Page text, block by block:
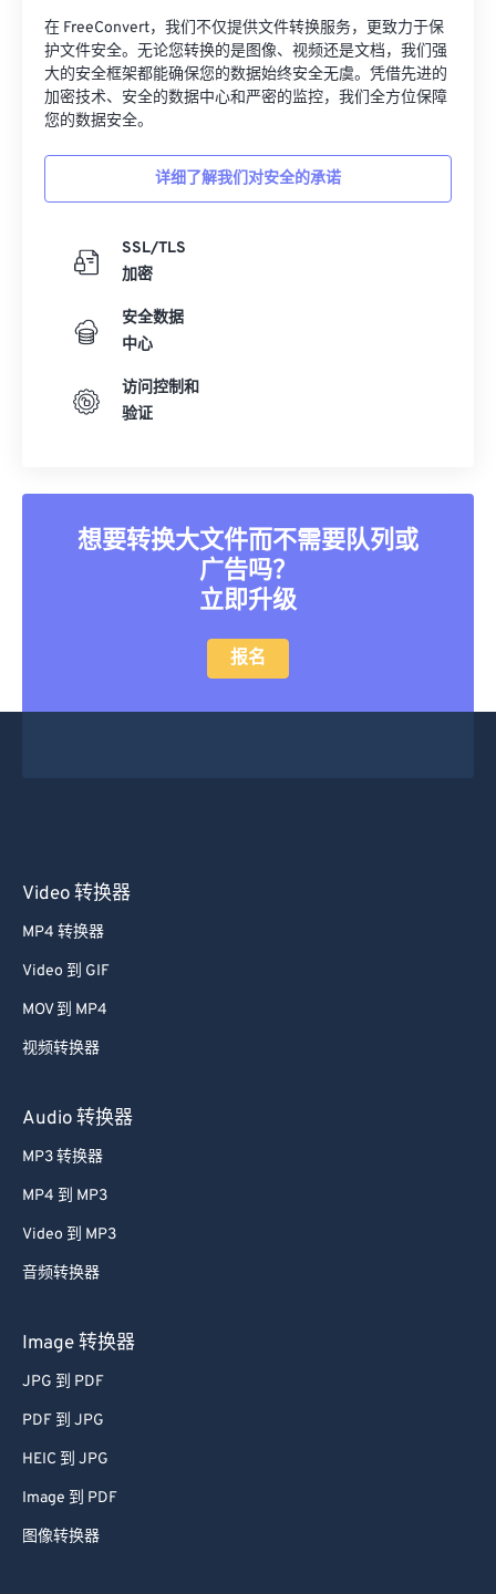
在 FreeConvert，我们不仅提供文件转换服务，更致力于保
护文件安全。无论您转换的是图像、视频还是文档，我们强
大的安全框架都能确保您的数据始终安全无虞。凭借先进的
加密技术、安全的数据中心和严密的监控，我们全方位保障
您的数据安全。
详细了解我们对安全的承诺
SSL/TLS
加密
安全数据
中心
访问控制和
验证
想要转换大文件而不需要队列或
广告吗？
立即升级
报名
Video 转换器
MP4 转换器
Video 到 GIF
MOV 到 MP4
视频转换器
Audio 转换器
MP3 转换器
MP4 到 MP3
Video 到 MP3
音频转换器
Image 转换器
JPG 到 PDF
PDF 到 JPG
HEIC 到 JPG
Image 到 PDF
图像转换器